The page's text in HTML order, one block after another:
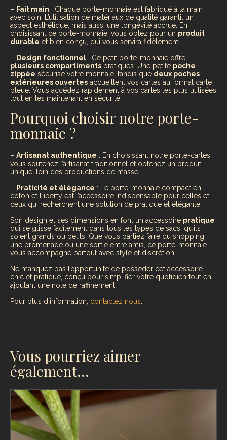
– Fait main : Chaque porte-monnaie est fabriqué à la main
avec soin. L’utilisation de matériaux de qualité garantit un
aspect esthétique, mais aussi une longévité accrue. En
choisissant ce porte-monnaie, vous optez pour un produit
durable et bien conçu, qui vous servira fidèlement .
– Design fonctionnel : Ce petit porte-monnaie offre
plusieurs compartiments pratiques. Une petite poche
zippée sécurise votre monnaie, tandis que deux poches
extérieures ouvertes accueillent vos cartes au format carte
bleue. Vous accédez rapidement à vos cartes les plus utilisées
tout en les maintenant en sécurité.
Pourquoi choisir notre porte-
monnaie ?
– Artisanat authentique : En choisissant notre porte-cartes,
vous soutenez l’artisanat traditionnel et obtenez un produit
unique, loin des productions de masse.
– Praticité et élégance : Le porte-monnaie compact en
coton et Liberty est l’accessoire indispensable pour celles et
ceux qui recherchent une solution de pratique et élégante.
Son design et ses dimensions en font un accessoire pratique
qui se glisse facilement dans tous les types de sacs, qu’ils
soient grands ou petits. Que vous partiez faire du shopping,
une promenade ou une sortie entre amis, ce porte-monnaie
vous accompagne partout avec style et discrétion.
Ne manquez pas l’opportunité de posséder cet accessoire
chic et pratique, conçu pour simplifier votre quotidien tout en
ajoutant une note de raffinement.
Pour plus d’information, contactez nous
Vous pourriez aimer
également…